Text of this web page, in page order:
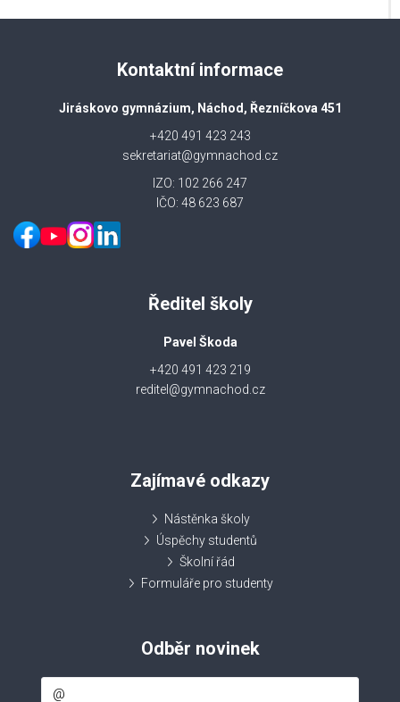
Kontaktní informace
Jiráskovo gymnázium, Náchod, Řezníčkova 451
+420 491 423 243
sekretariat@gymnachod.cz
IZO: 102 266 247
IČO: 48 623 687
Ředitel školy
Pavel Škoda
+420 491 423 219
reditel@gymnachod.cz
Zajímavé odkazy
Nástěnka školy
Úspěchy studentů
Školní řád
Formuláře pro studenty
Odběr novinek